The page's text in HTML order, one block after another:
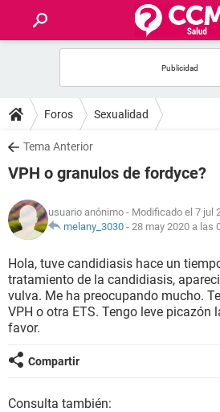
FOROS
SALUD
NUTRICIÓN
BIENESTAR
SEXUALIDAD
GLOSARIO
Foros Sexualidad
Tema Anterior
VPH o granulos de fordyce?
usuario anónimo - Modificado el 7 jul
melany_3030 - 28 may 2020 a las
Hola, tuve candidiasis hace un
tratamiento de la candidiasis,
vulva. Me ha preocupando mucho.
VPH o otra ETS. Tengo leve picazón
favor.
Compartir
Consulta también: